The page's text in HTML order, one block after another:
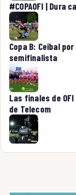
#COPAOFI | Dura
Copa B: Ceibal
semifinalista
Las finales de
de Telecom